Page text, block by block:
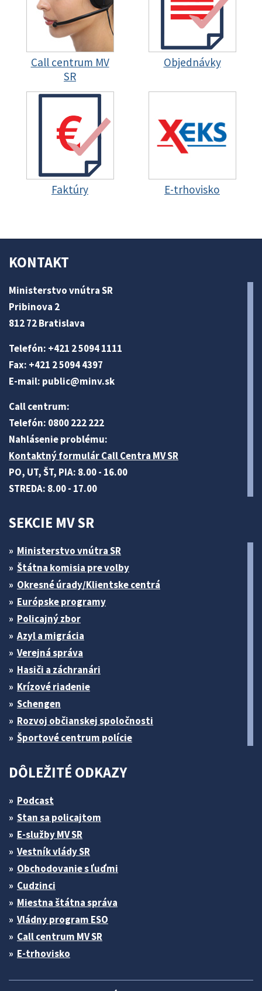
Call centrum MV
SR
Objednávky
Faktúry E-trhovisko
KONTAKT
Ministerstvo vnútra SR
Pribinova 2
812 72 Bratislava
Telefón: +421 2 5094 1111
Fax: +421 2 5094 4397
E-mail: public@minv.sk
Call centrum:
Telefón: 0800 222 222
Nahlásenie problému:
Kontaktný formulár Call Centra MV SR
PO, UT, ŠT, PIA: 8.00 - 16.00
STREDA: 8.00 - 17.00
SEKCIE MV SR
Ministerstvo vnútra SR
Štátna komisia pre volby
Okresné úrady/Klientske centrá
Európske programy
Policajný zbor
Azyl a migrácia
Verejná správa
Hasiči a záchranári
Krízové riadenie
Schengen
Rozvoj občianskej spoločnosti
Športové centrum polície
DÔLEŽITÉ ODKAZY
Podcast
Stan sa policajtom
E-služby MV SR
Vestník vlády SR
Obchodovanie s ľuďmi
Cudzinci
Miestna štátna správa
Vládny program ESO
Call centrum MV SR
E-trhovisko